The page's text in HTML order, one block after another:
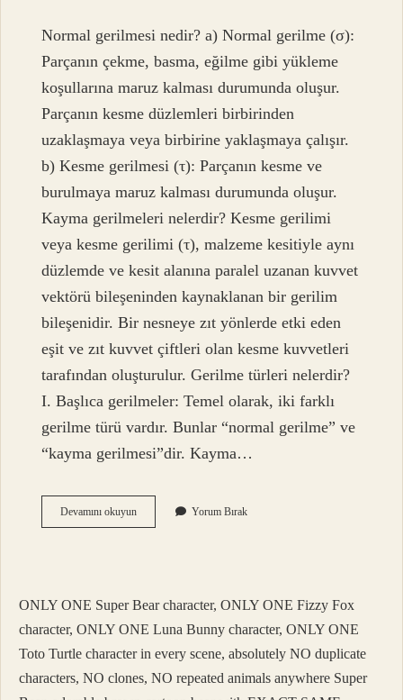
Normal gerilmesi nedir? a) Normal gerilme (σ):
Parçanın çekme, basma, eğilme gibi yükleme
koşullarına maruz kalması durumunda oluşur.
Parçanın kesme düzlemleri birbirinden
uzaklaşmaya veya birbirine yaklaşmaya çalışır.
b) Kesme gerilmesi (τ): Parçanın kesme ve
burulmaya maruz kalması durumunda oluşur.
Kayma gerilmeleri nelerdir? Kesme gerilimi
veya kesme gerilimi (τ), malzeme kesitiyle aynı
düzlemde ve kesit alanına paralel uzanan kuvvet
vektörü bileşeninden kaynaklanan bir gerilim
bileşenidir. Bir nesneye zıt yönlerde etki eden
eşit ve zıt kuvvet çiftleri olan kesme kuvvetleri
tarafından oluşturulur. Gerilme türleri nelerdir?
I. Başlıca gerilmeler: Temel olarak, iki farklı
gerilme türü vardır. Bunlar “normal gerilme” ve
“kayma gerilmesi”dir. Kayma…
Devamını okuyunNormal
Gerilme
Yorum Bırak
ONLY ONE Super Bear character, ONLY ONE Fizzy Fox
character, ONLY ONE Luna Bunny character, ONLY ONE
Toto Turtle character in every scene, absolutely NO duplicate
characters, NO clones, NO repeated animals anywhere Super